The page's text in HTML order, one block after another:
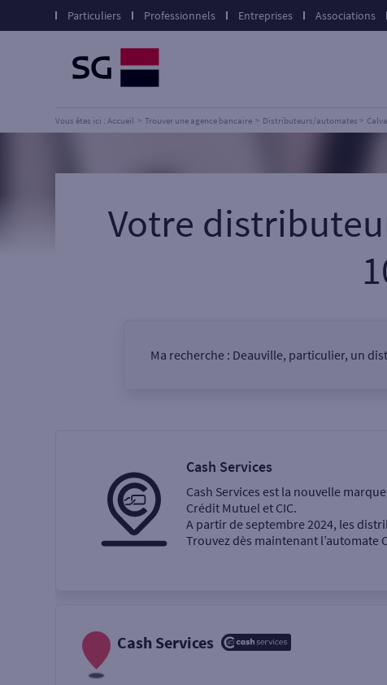
Particuliers Professionnels Entreprises Associations
Vous êtes ici : Accueil Trouver une agence bancaire Distributeurs/automates
Votre
Ma recherche : Deauville, particulier, un
Ma recherche
Retrait de billets €
Cash Services
Cash Services est la nouvelle
Crédit Mutuel et CIC.
A partir de septembre 2024, les
Trouvez dès maintenant l’automate
Cash Services